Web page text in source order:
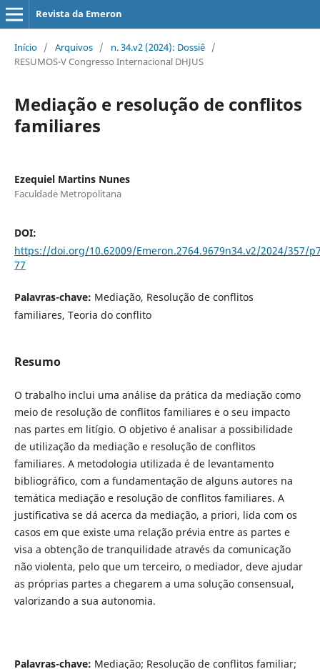
Revista da Emeron
Início / Arquivos / n. 34.v2 (2024): Dossiê /
RESUMOS-V Congresso Internacional DHJUS
Mediação e resolução de conflitos
familiares
Ezequiel Martins Nunes
Faculdade Metropolitana
DOI:
https://doi.org/10.62009/Emeron.2764.9679n34.v2/2024/357/
77
Palavras-chave: Mediação, Resolução de conflitos
familiares, Teoria do conflito
Resumo
O trabalho inclui uma análise da prática da mediação como
meio de resolução de conflitos familiares e o seu impacto
nas partes em litígio. O objetivo é analisar a possibilidade
de utilização da mediação e resolução de conflitos
familiares. A metodologia utilizada é de levantamento
bibliográfico, com a fundamentação de alguns autores na
temática mediação e resolução de conflitos familiares. A
justificativa se dá acerca da mediação, a priori, lida com os
casos em que existe uma relação prévia entre as partes e
visa a obtenção de tranquilidade através da comunicação
não violenta, pelo que um terceiro, o mediador, deve ajudar
as próprias partes a chegarem a uma solução consensual,
valorizando a sua autonomia.
Palavras-chave: Mediação; Resolução de conflitos familiar;